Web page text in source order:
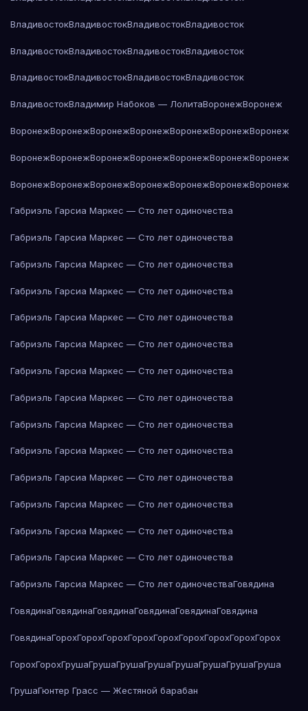
ВладивостокВладивостокВладивостокВладивосток
ВладивостокВладивостокВладивостокВладивосток
ВладивостокВладивостокВладивостокВладивосток
ВладивостокВладимир Набоков — ЛолитаВоронежВоронеж
ВоронежВоронежВоронежВоронежВоронежВоронежВоронеж
ВоронежВоронежВоронежВоронежВоронежВоронежВоронеж
ВоронежВоронежВоронежВоронежВоронежВоронежВоронеж
Габриэль Гарсиа Маркес — Сто лет одиночества
Габриэль Гарсиа Маркес — Сто лет одиночества
Габриэль Гарсиа Маркес — Сто лет одиночества
Габриэль Гарсиа Маркес — Сто лет одиночества
Габриэль Гарсиа Маркес — Сто лет одиночества
Габриэль Гарсиа Маркес — Сто лет одиночества
Габриэль Гарсиа Маркес — Сто лет одиночества
Габриэль Гарсиа Маркес — Сто лет одиночества
Габриэль Гарсиа Маркес — Сто лет одиночества
Габриэль Гарсиа Маркес — Сто лет одиночества
Габриэль Гарсиа Маркес — Сто лет одиночества
Габриэль Гарсиа Маркес — Сто лет одиночества
Габриэль Гарсиа Маркес — Сто лет одиночества
Габриэль Гарсиа Маркес — Сто лет одиночества
Габриэль Гарсиа Маркес — Сто лет одиночестваГовядина
ГовядинаГовядинаГовядинаГовядинаГовядинаГовядина
ГовядинаГорохГорохГорохГорохГорохГорохГорохГорохГорох
ГорохГорохГрушаГрушаГрушаГрушаГрушаГрушаГрушаГруша
ГрушаГюнтер Грасс — Жестяной барабан